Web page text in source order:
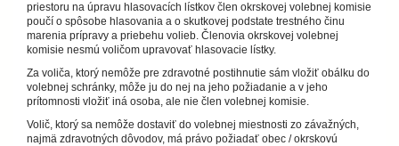
priestoru na úpravu hlasovacích lístkov člen okrskovej volebnej komisie
poučí o spôsobe hlasovania a o skutkovej podstate trestného činu
marenia prípravy a priebehu volieb. Členovia okrskovej volebnej
komisie nesmú voličom upravovať hlasovacie lístky.
Za voliča, ktorý nemôže pre zdravotné postihnutie sám vložiť obálku do
volebnej schránky, môže ju do nej na jeho požiadanie a v jeho
prítomnosti vložiť iná osoba, ale nie člen volebnej komisie.
Volič, ktorý sa nemôže dostaviť do volebnej miestnosti zo závažných,
najmä zdravotných dôvodov, má právo požiadať obec / okrskovú